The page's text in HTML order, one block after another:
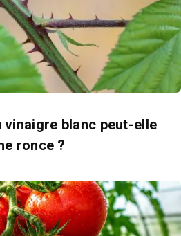
vinaigre blanc peut-elle
ronce ?